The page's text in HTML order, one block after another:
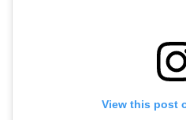
View this post